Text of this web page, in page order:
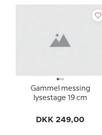
Gammel messing
lysestage 19 cm
DKK 249,00